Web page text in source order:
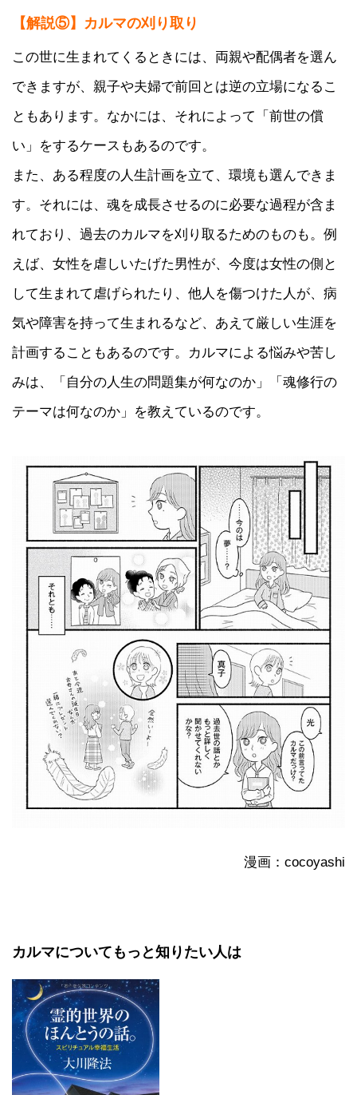
【解説⑤】カルマの刈り取り
この世に生まれてくるときには、両親や配偶者を選ん
できますが、親子や夫婦で前回とは逆の立場になるこ
ともあります。なかには、それによって「前世の償
い」をするケースもあるのです。
また、ある程度の人生計画を立て、環境も選んできま
す。それには、魂を成長させるのに必要な過程が含ま
れており、過去のカルマを刈り取るためのものも。例
えば、女性を虐しいたげた男性が、今度は女性の側と
して生まれて虐げられたり、他人を傷つけた人が、病
気や障害を持って生まれるなど、あえて厳しい生涯を
計画することもあるのです。カルマによる悩みや苦し
みは、「自分の人生の問題集が何なのか」「魂修行の
テーマは何なのか」を教えているのです。
漫画：cocoyashi
カルマについてもっと知りたい人は